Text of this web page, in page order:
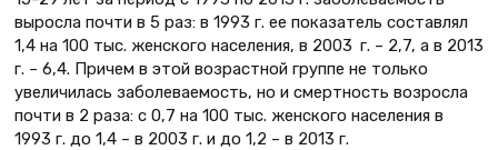
выросла почти в 5 раз: в 1993 г. ее показатель составлял
1,4 на 100 тыс. женского населения, в 2003 г. – 2,7, а в 2013
г. – 6,4. Причем в этой возрастной группе не только
увеличилась заболеваемость, но и смертность возросла
почти в 2 раза: с 0,7 на 100 тыс. женского населения в
1993 г. до 1,4 – в 2003 г. и до 1,2 – в 2013 г.